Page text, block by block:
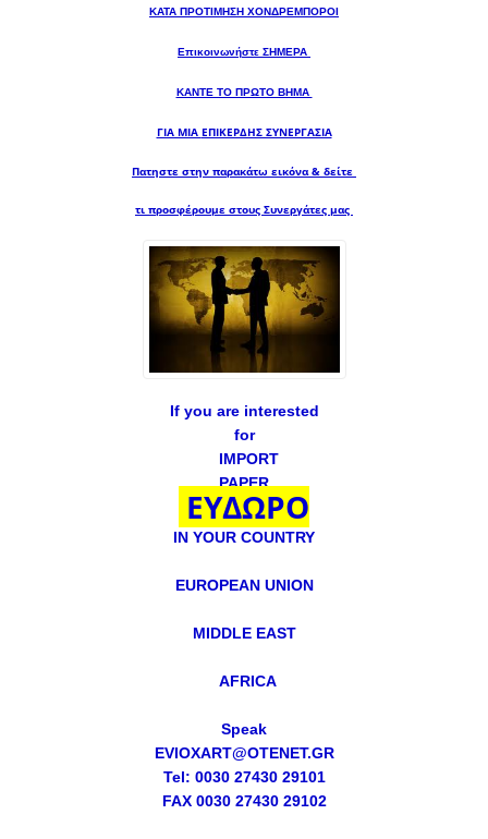
ΚΑΤΑ ΠΡΟΤΙΜΗΣΗ ΧΟΝΔΡΕΜΠΟΡΟΙ
Επικοινωνήστε ΣΗΜΕΡΑ
ΚΑΝΤΕ ΤΟ ΠΡΩΤΟ ΒΗΜΑ
ΓΙΑ ΜΙΑ ΕΠΙΚΕΡΔΗΣ ΣΥΝΕΡΓΑΣΙΑ
Πατηστε στην παρακάτω εικόνα & δείτε
τι προσφέρουμε στους Συνεργάτες μας
If you are interested
for
IMPORT
PAPER
ΕΥΔΩΡΟ
IN YOUR COUNTRY
EUROPEAN UNION
MIDDLE EAST
AFRICA
Speak
EVIOXART@OTENET.GR
Tel: 0030 27430 29101
FAX 0030 27430 29102